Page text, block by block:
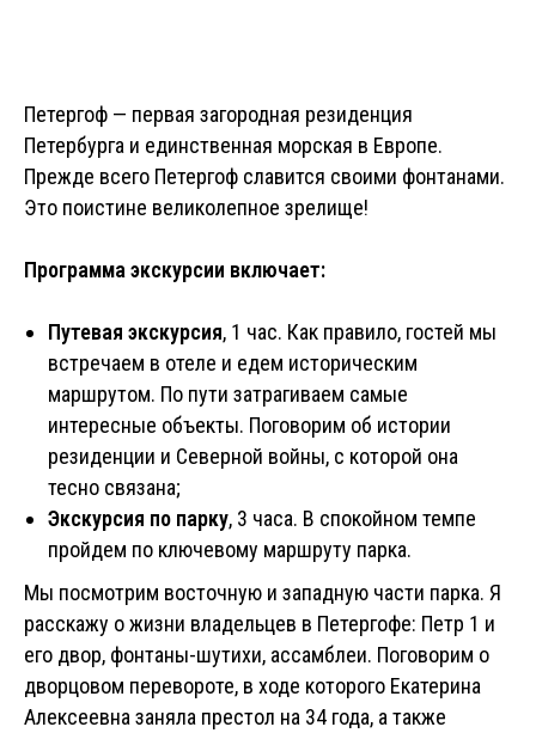
Петергоф — первая загородная резиденция
Петербурга и единственная морская в Европе.
Прежде всего Петергоф славится своими фонтанами.
Это поистине великолепное зрелище!
Программа экскурсии включает:
Путевая экскурсия, 1 час. Как правило, гостей мы
встречаем в отеле и едем историческим
маршрутом. По пути затрагиваем самые
интересные объекты. Поговорим об истории
резиденции и Северной войны, с которой она
тесно связана;
Экскурсия по парку, 3 часа. В спокойном темпе
пройдем по ключевому маршруту парка.
Мы посмотрим восточную и западную части парка. Я
расскажу о жизни владельцев в Петергофе: Петр 1 и
его двор, фонтаны-шутихи, ассамблеи. Поговорим о
дворцовом перевороте, в ходе которого Екатерина
Алексеевна заняла престол на 34 года, а также